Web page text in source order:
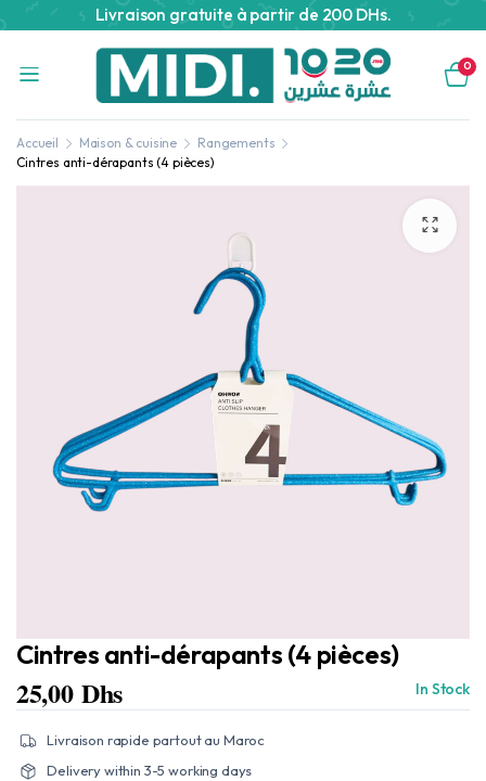
Livraison gratuite à partir de 200 DHs.
0
Accueil Maison & cuisine
Rangements
Cintres anti-dérapants (4 pièces)
Cintres anti-dérapants (4 pièces)
25,00Dhs In Stock
Livraison rapide partout au Maroc
Delivery within 3-5 working days